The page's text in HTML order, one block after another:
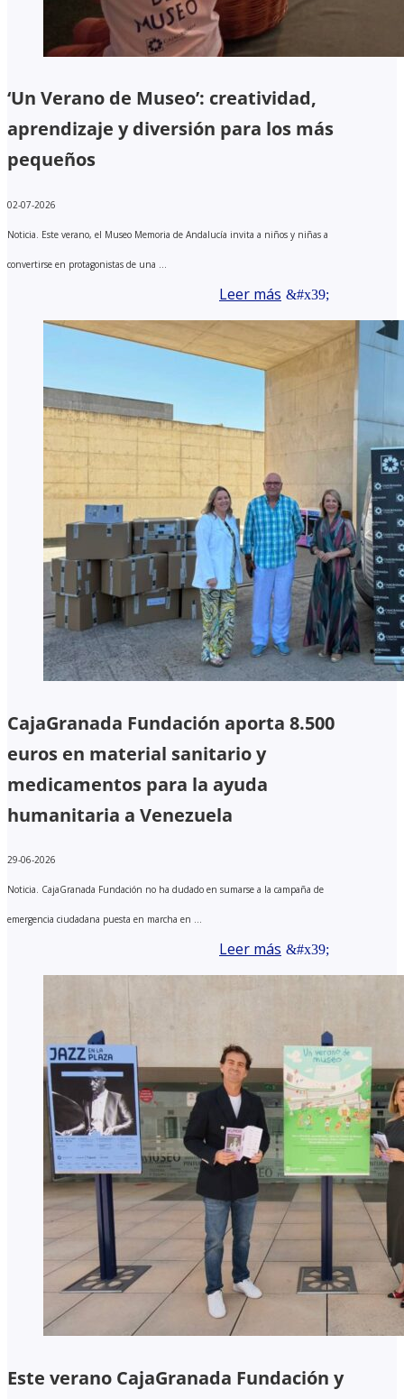
‘Un Verano de Museo’: creatividad,
aprendizaje y diversión para los más
pequeños
02-07-2026
Noticia. Este verano, el Museo Memoria de Andalucía invita a niños y niñas a
convertirse en protagonistas de una ...
Leer más
CajaGranada Fundación aporta 8.500
euros en material sanitario y
medicamentos para la ayuda
humanitaria a Venezuela
29-06-2026
Noticia. CajaGranada Fundación no ha dudado en sumarse a la campaña de
emergencia ciudadana puesta en marcha en ...
Leer más
Este verano CajaGranada Fundación y